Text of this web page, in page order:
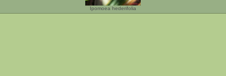
Ipomoea hederifolia